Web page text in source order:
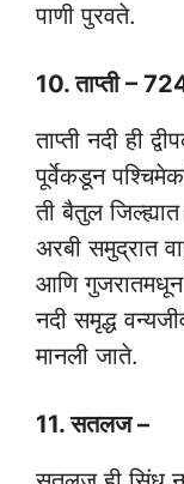
पाणी पुरवते.
10. ताप्ती –
ताप्ती नदी ही
पूर्वेकडून
ती बैतुल
अरबी समुद्रात
आणि गुजरातमधून
नदी समृद्ध
मानली जाते.
11. सतलज –